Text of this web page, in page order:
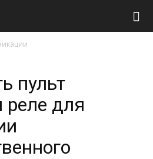
пульт
реле для